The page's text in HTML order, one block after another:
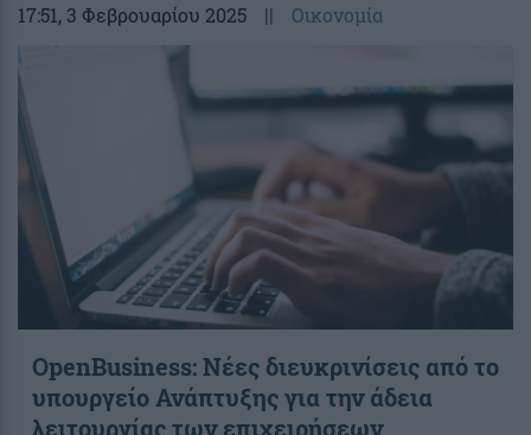
17:51, 3 Φεβρουαρίου 2025 || Οικονομία
OpenBusiness: Νέες διευκρινίσεις από το
υπουργείο Ανάπτυξης για την άδεια
λειτουργίας των επιχειρήσεων